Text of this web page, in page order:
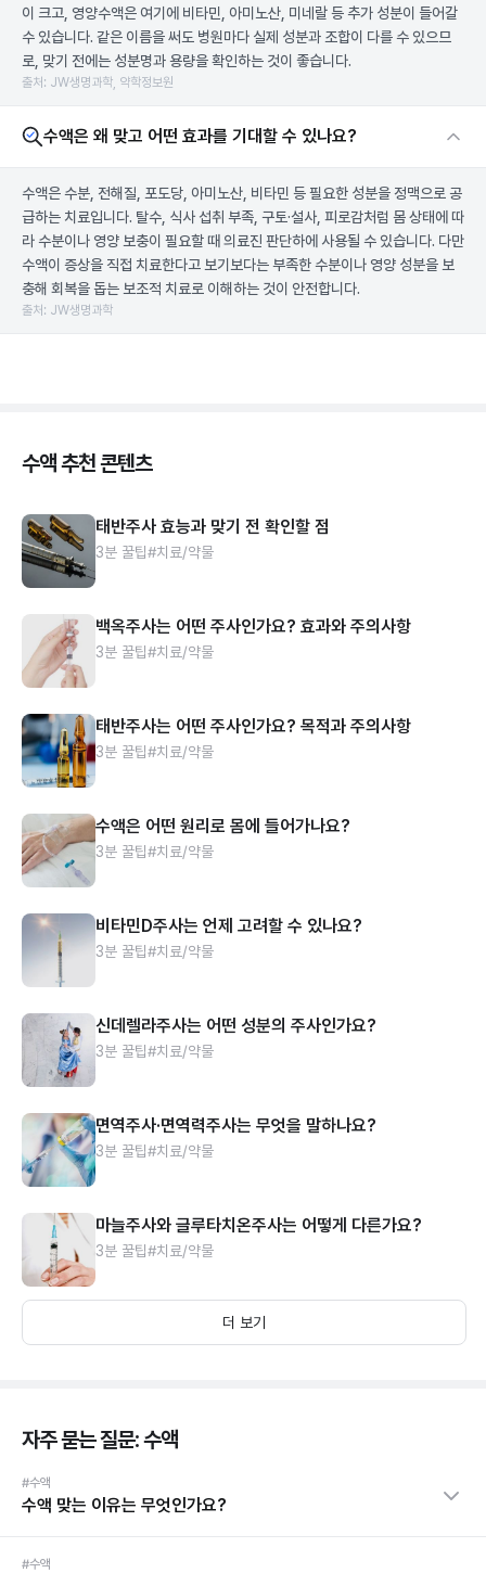
이 크고, 영양수액은 여기에 비타민, 아미노산, 미네랄 등 추가 성분이 들어갈
수 있습니다. 같은 이름을 써도 병원마다 실제 성분과 조합이 다를 수 있으므
로, 맞기 전에는 성분명과 용량을 확인하는 것이 좋습니다.
출처: JW생명과학, 약학정보원
수액은 왜 맞고 어떤 효과를 기대할 수 있나요?
수액은 수분, 전해질, 포도당, 아미노산, 비타민 등 필요한 성분을 정맥으로 공
급하는 치료입니다. 탈수, 식사 섭취 부족, 구토·설사, 피로감처럼 몸 상태에 따
라 수분이나 영양 보충이 필요할 때 의료진 판단하에 사용될 수 있습니다. 다만
수액이 증상을 직접 치료한다고 보기보다는 부족한 수분이나 영양 성분을 보
충해 회복을 돕는 보조적 치료로 이해하는 것이 안전합니다.
출처: JW생명과학
수액 추천 콘텐츠
태반주사 효능과 맞기 전 확인할 점
3분 꿀팁#치료/약물
백옥주사는 어떤 주사인가요? 효과와 주의사항
3분 꿀팁#치료/약물
태반주사는 어떤 주사인가요? 목적과 주의사항
3분 꿀팁#치료/약물
수액은 어떤 원리로 몸에 들어가나요?
3분 꿀팁#치료/약물
비타민D주사는 언제 고려할 수 있나요?
3분 꿀팁#치료/약물
신데렐라주사는 어떤 성분의 주사인가요?
3분 꿀팁#치료/약물
면역주사·면역력주사는 무엇을 말하나요?
3분 꿀팁#치료/약물
마늘주사와 글루타치온주사는 어떻게 다른가요?
3분 꿀팁#치료/약물
더 보기
자주 묻는 질문: 수액
#수액
수액 맞는 이유는 무엇인가요?
#수액